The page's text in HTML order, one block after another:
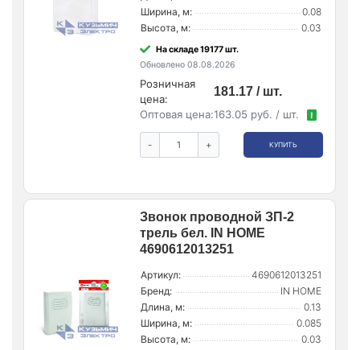
Ширина, м:
0.08
Высота, м:
0.03
На складе 19177 шт.
Обновлено 08.08.2026
Розничная
цена:
181.17 / шт.
Оптовая цена:163.05 руб. / шт. !
- + КУПИТЬ
Звонок проводной ЗП-2
трель бел. IN HOME
4690612013251
Артикул:
4690612013251
Бренд:
IN HOME
Длина, м:
0.13
Ширина, м:
0.085
Высота, м:
0.03